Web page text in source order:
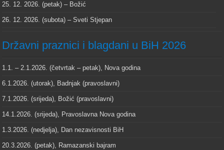
25. 12. 2026. (petak) – Božić
26. 12. 2026. (subota) – Sveti Stjepan
Državni praznici i blagdani u BiH 2026
1.1. – 2.1.2026. (četvrtak – petak), Nova godina
6.1.2026. (utorak), Badnjak (pravoslavni)
7.1.2026. (srijeda), Božić (pravoslavni)
14.1.2026. (srijeda), Pravoslavna Nova godina
1.3.2026. (nedjelja), Dan nezavisnosti BiH
20.3.2026. (petak), Ramazanski bajram